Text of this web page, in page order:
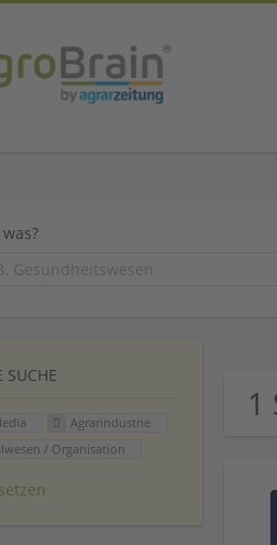
1
SUCHE
Agrarindustrie
/ Organisation